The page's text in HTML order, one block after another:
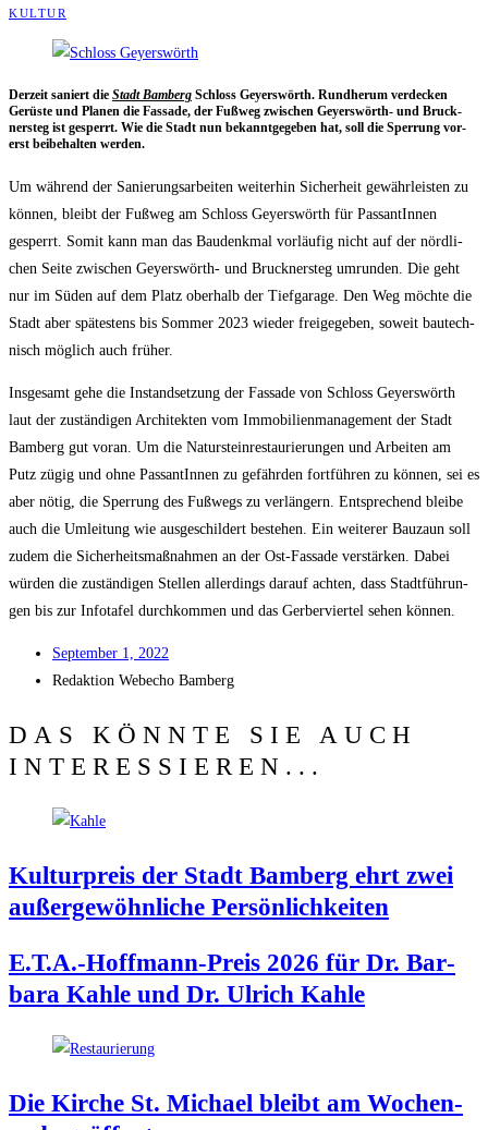
KULTUR
Der­zeit saniert die Stadt Bam­berg Schloss Gey­ers­wörth. Rund­her­um ver­de­cken
Gerüs­te und Pla­nen die Fas­sa­de, der Fuß­weg zwi­schen Gey­ers­wörth- und Bruck­
ner­steg ist gesperrt. Wie die Stadt nun bekannt­ge­ge­ben hat, soll die Sper­rung vor­
erst bei­be­hal­ten werden.
Um wäh­rend der Sanie­rungs­ar­bei­ten wei­ter­hin Sicher­heit gewähr­leis­ten zu
kön­nen, bleibt der Fuß­weg am Schloss Gey­ers­wörth für Pas­san­tIn­nen
gesperrt. Somit kann man das Bau­denk­mal vor­läu­fig nicht auf der nörd­li­
chen Sei­te zwi­schen Gey­ers­wörth- und Bruck­ner­steg umrun­den. Die geht
nur im Süden auf dem Platz ober­halb der Tief­ga­ra­ge. Den Weg möch­te die
Stadt aber spä­tes­tens bis Som­mer 2023 wie­der frei­ge­ge­ben, soweit bau­tech­
nisch mög­lich auch früher.
Ins­ge­samt gehe die Instand­set­zung der Fas­sa­de von Schloss Gey­ers­wörth
laut der zustän­di­gen Archi­tek­ten vom Immo­bi­li­en­ma­nage­ment der Stadt
Bam­berg gut vor­an. Um die Natur­stein­re­stau­rie­run­gen und Arbei­ten am
Putz zügig und ohne Pas­san­tIn­nen zu gefähr­den fort­füh­ren zu kön­nen, sei es
aber nötig, die Sper­rung des Fuß­wegs zu ver­län­gern. Ent­spre­chend blei­be
auch die Umlei­tung wie aus­ge­schil­dert bestehen. Ein wei­te­rer Bau­zaun soll
zudem die Sicher­heits­maß­nah­men an der Ost-Fas­sa­de ver­stär­ken. Dabei
wür­den die zustän­di­gen Stel­len aller­dings dar­auf ach­ten, dass Stadt­füh­run­
gen bis zur Info­ta­fel durch­kom­men und das Ger­ber­vier­tel sehen können.
Sep­tem­ber 1, 2022
Redak­ti­on Web­echo Bamberg
DAS KÖNNTE SIE AUCH
INTERESSIEREN...
Kul­tur­preis der Stadt Bam­berg ehrt zwei
außer­ge­wöhn­li­che Persönlichkeiten
E.T.A.-Hoffmann-Preis 2026 für Dr. Bar­
ba­ra Kah­le und Dr. Ulrich Kahle
Die Kir­che St. Micha­el bleibt am Wochen­